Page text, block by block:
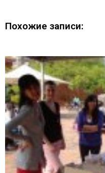
Похожие записи: